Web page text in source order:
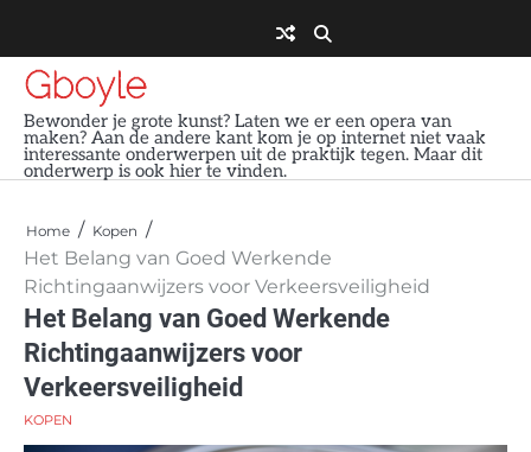
content
Gboyle
Bewonder je grote kunst? Laten we er een opera van
maken? Aan de andere kant kom je op internet niet vaak
interessante onderwerpen uit de praktijk tegen. Maar dit
onderwerp is ook hier te vinden.
Home Kopen
Het Belang van Goed Werkende
Richtingaanwijzers voor Verkeersveiligheid
Het Belang van Goed Werkende
Richtingaanwijzers voor
Verkeersveiligheid
KOPEN